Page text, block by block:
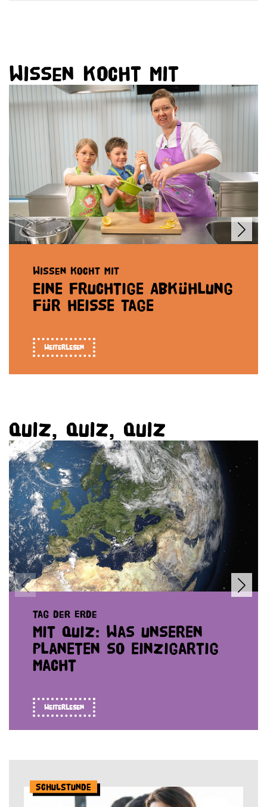
Wissen kocht mit
Wissen kocht mit
Eine fruchtige Abkühlung
für heiße Tage
Weiterlesen
Quiz, Quiz, Quiz
Tag der Erde
Mit Quiz: Was unseren
Planeten so einzigartig
macht
Weiterlesen
Schulstunde